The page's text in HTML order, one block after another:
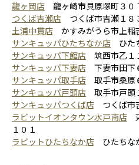
龍ヶ岡店 龍ヶ崎市貝原塚町３０
つくば吉瀬店 つくば市吉瀬１８
土浦中貫店 かすみがうら市上稲
サンキュッパひたちなか店 ひた
サンキュッパ下館店 筑西市乙１
サンキュッパ下妻店 下妻市田下
サンキュッパ取手店 取手市桑原
サンキュッパ戸頭店 取手市戸頭
サンキュッパつくば店 つくば市
ラビットイオンタウン水戸南店
１０１
ラビットひたちなか店 ひたちな